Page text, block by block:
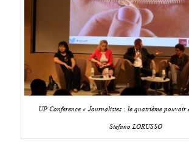
UP Conference « Journalistes : le quatrième
Stefano LORUSSO